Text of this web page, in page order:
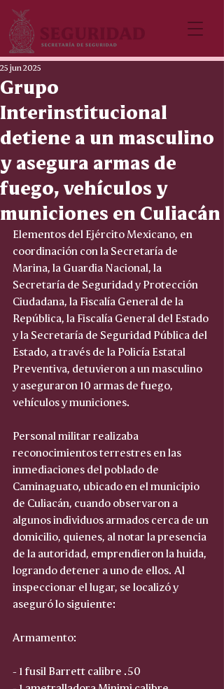
Grupo
Interinstitucional
detiene a un masculino
y asegura armas de
fuego, vehículos y
municiones en Culiacán
25 jun 2025
Elementos del Ejército Mexicano, en
coordinación con la Secretaría de
Marina, la Guardia Nacional, la
Secretaría de Seguridad y Protección
Ciudadana, la Fiscalía General de la
República, la Fiscalía General del Estado
y la Secretaría de Seguridad Pública del
Estado, a través de la Policía Estatal
Preventiva, detuvieron a un masculino
y aseguraron 10 armas de fuego,
vehículos y municiones.
Personal militar realizaba
reconocimientos terrestres en las
inmediaciones del poblado de
Caminaguato, ubicado en el municipio
de Culiacán, cuando observaron a
algunos individuos armados cerca de un
domicilio, quienes, al notar la presencia
de la autoridad, emprendieron la huida,
logrando detener a uno de ellos. Al
inspeccionar el lugar, se localizó y
aseguró lo siguiente:
Armamento:
- 1 fusil Barrett calibre .50